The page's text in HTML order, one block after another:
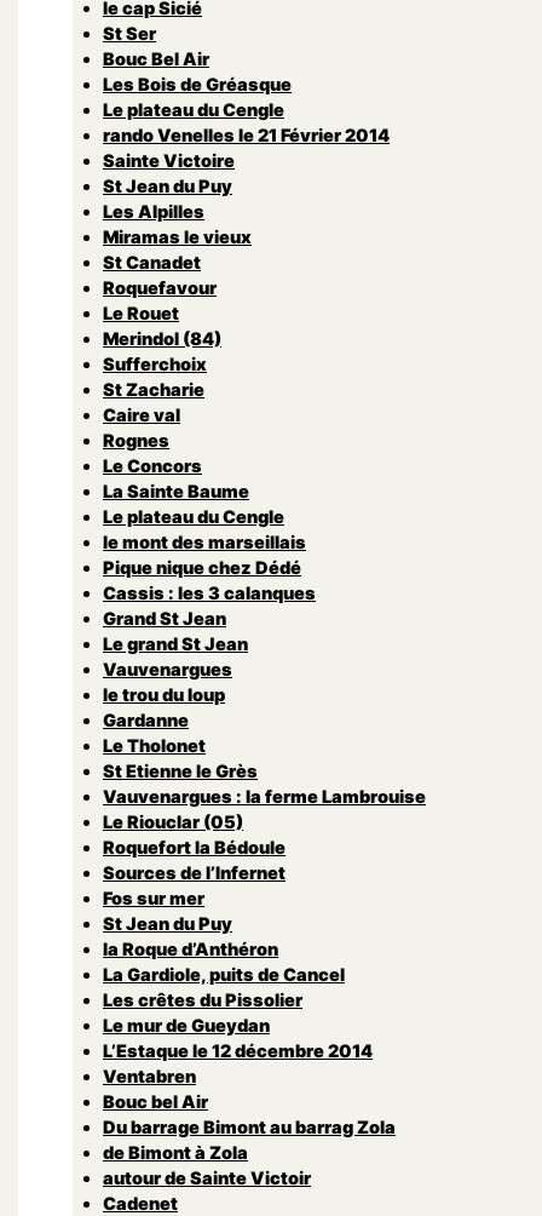
le cap Sicié
St Ser
Bouc Bel Air
Les Bois de Gréasque
Le plateau du Cengle
rando Venelles le 21 Février 2014
Sainte Victoire
St Jean du Puy
Les Alpilles
Miramas le vieux
St Canadet
Roquefavour
Le Rouet
Merindol (84)
Sufferchoix
St Zacharie
Caire val
Rognes
Le Concors
La Sainte Baume
Le plateau du Cengle
le mont des marseillais
Pique nique chez Dédé
Cassis : les 3 calanques
Grand St Jean
Le grand St Jean
Vauvenargues
le trou du loup
Gardanne
Le Tholonet
St Etienne le Grès
Vauvenargues : la ferme Lambrouise
Le Riouclar (05)
Roquefort la Bédoule
Sources de l’Infernet
Fos sur mer
St Jean du Puy
la Roque d’Anthéron
La Gardiole, puits de Cancel
Les crêtes du Pissolier
Le mur de Gueydan
L’Estaque le 12 décembre 2014
Ventabren
Bouc bel Air
Du barrage Bimont au barrag Zola
de Bimont à Zola
autour de Sainte Victoir
Cadenet